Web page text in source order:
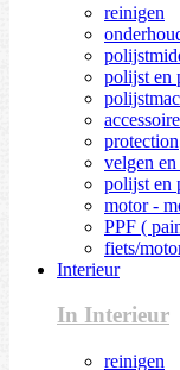
reinigen
polijst en
protection
velgen en
polijst en
motor -
PPF (
fiets/
Interieur
In Interieur
reinigen